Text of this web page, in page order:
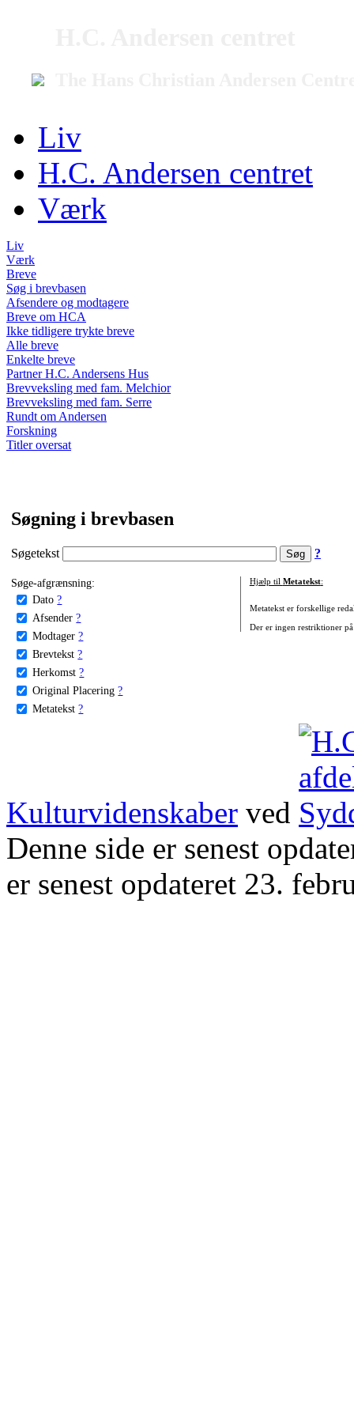
Liv
H.C. Andersen centret
Værk
Liv
Værk
Breve
Søg i brevbasen
Afsendere og modtagere
Breve om HCA
Ikke tidligere trykte breve
Alle breve
Enkelte breve
Partner H.C. Andersens Hus
Brevveksling med fam. Melchior
Brevveksling med fam. Serre
Rundt om Andersen
Forskning
Titler oversat
Søgning i brevbasen
Søgetekst ?
Søge-afgrænsning:
Dato ?
Afsender ?
Modtager ?
Brevtekst ?
Herkomst ?
Original Placering ?
Metatekst ?
Hjælp til Metatekst:
Metatekst er forskellige
Der er ingen restriktioner
Kulturvidenskaber ved
Denne side er senest
er senest opdateret 23.